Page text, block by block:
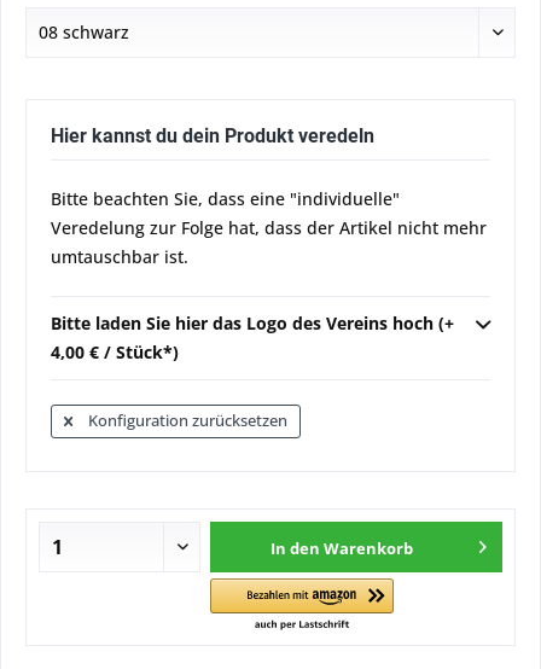
Hier kannst du dein Produkt veredeln
Bitte beachten Sie, dass eine "individuelle"
Veredelung zur Folge hat, dass der Artikel nicht mehr
umtauschbar ist.
Bitte laden Sie hier das Logo des Vereins hoch (+
4,00 € / Stück*)
Konfiguration zurücksetzen
In den Warenkorb